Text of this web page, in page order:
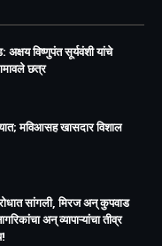
विष्णुपंत सूर्यवंशी यांचे
छत्र
मविआसह खासदार विशाल
सांगली, मिरज अन् कुपवाड
अन् व्यापाऱ्यांचा तीव्र